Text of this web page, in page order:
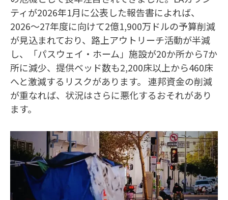
ティが2026年1月に公表した報告書によれば、
2026〜27年度に向けて2億1,900万ドルの予算削減
が見込まれており、路上アウトリーチ活動が半減
し、「パスウェイ・ホーム」施設が20か所から7か
所に減少、提供ベッド数も2,200床以上から460床
へと激減するリスクがあります。 連邦資金の削減
が重なれば、状況はさらに悪化するおそれがあり
ます。